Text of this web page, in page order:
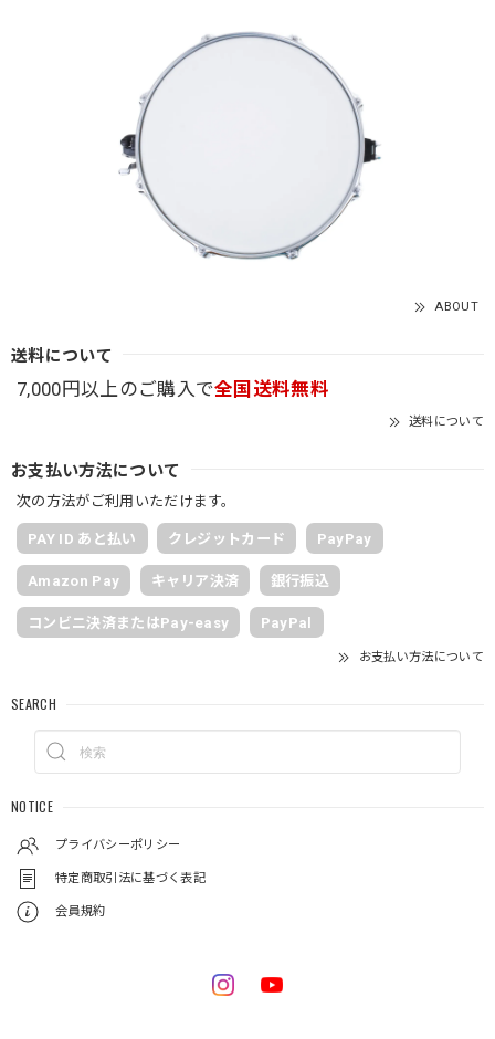
ABOUT
送料について
7,000円以上のご購入で全国送料無料
送料について
お支払い方法について
次の方法がご利用いただけます。
PAY ID あと払い クレジットカード PayPay
Amazon Pay キャリア決済 銀行振込
コンビニ決済またはPay-easy PayPal
お支払い方法について
SEARCH
NOTICE
プライバシーポリシー
特定商取引法に基づく表記
会員規約